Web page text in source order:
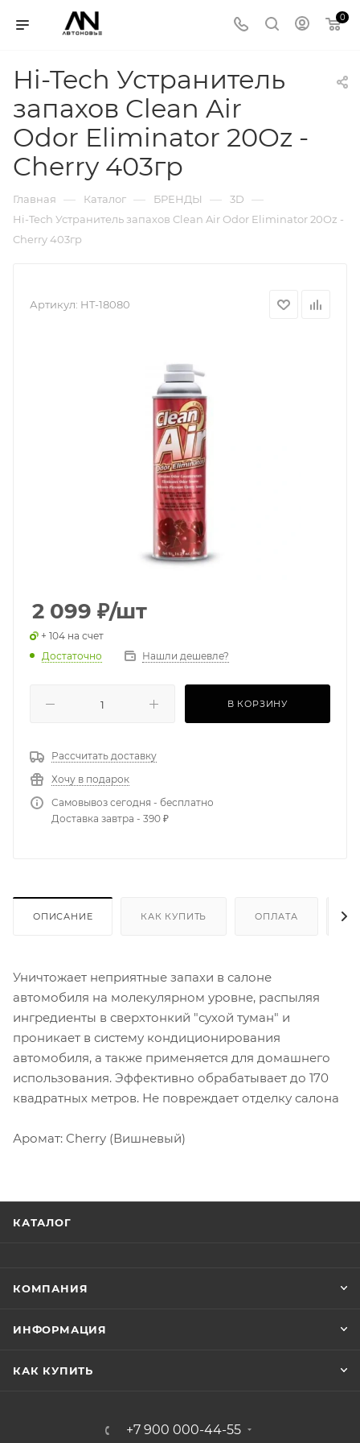
0
Hi-Tech Устранитель
запахов Clean Air
Odor Eliminator 20Oz -
Cherry 403гр
Главная — Каталог — БРЕНДЫ — 3D —
Hi-Tech Устранитель запахов Clean Air Odor Eliminator 20Oz -
Cherry 403гр
Артикул: HT-18080
2 099 ₽/шт
+ 104 на счет
Достаточно
Нашли дешевле?
В КОРЗИНУ
Рассчитать доставку
Хочу в подарок
Самовывоз сегодня - бесплатно
Доставка завтра - 390 ₽
ОПИСАНИЕ КАК КУПИТЬ ОПЛАТА
Уничтожает неприятные запахи в салоне
автомобиля на молекулярном уровне, распыляя
ингредиенты в сверхтонкий "сухой туман" и
проникает в систему кондиционирования
автомобиля, а также применяется для домашнего
использования. Эффективно обрабатывает до 170
квадратных метров. Не повреждает отделку салона
Аромат: Cherry (Вишневый)
КАТАЛОГ
КОМПАНИЯ
ИНФОРМАЦИЯ
КАК КУПИТЬ
+7 900 000-44-55